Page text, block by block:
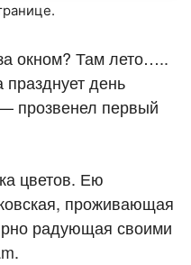
окном? Там лето…..
день
прозвенел первый
цветов. Ею
проживающая
радующая своими